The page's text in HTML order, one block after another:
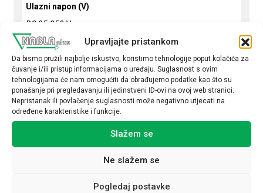
Upravljajte pristankom
Da bismo pružili najbolje iskustvo, koristimo tehnologije poput kolačića za
čuvanje i/ili pristup informacijama o uređaju. Suglasnost s ovim
tehnologijama će nam omogućiti da obrađujemo podatke kao što su
ponašanje pri pregledavanju ili jedinstveni ID-ovi na ovoj web stranici.
Nepristanak ili povlačenje suglasnosti može negativno utjecati na
određene karakteristike i funkcije.
Slažem se
Ne slažem se
Pogledaj postavke
Ulazni napon (V)
DC 95-250 V
Podesivi izlazni napon
Da
Izlazni napon (V DC)
12
Izlazna struja (A)